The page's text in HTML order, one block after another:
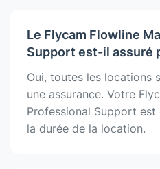
Le Flycam Flowline
Support est-il assuré
Oui, toutes les locations
une assurance. Votre
Professional Support
la durée de la location.